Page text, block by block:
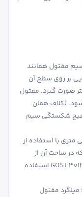
مفتول همانند
بر روی سطح آن
صورت گیرد. مفتول
(کلاف همان
شکستگی سیم
عموما در ضخامت 0/4 تا 4 میلی متری با استفاده از
در ساخت آن از
استاندارد DIN EN ISO 161 20-2، ASTM و GOST 30136 استفاده
مفتول